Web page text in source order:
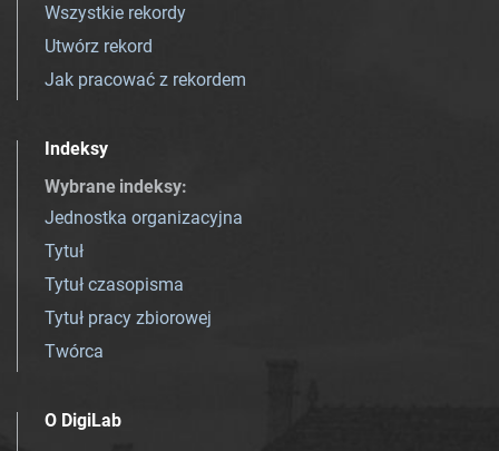
Wszystkie rekordy
Utwórz rekord
Jak pracować z rekordem
Indeksy
Wybrane indeksy:
Jednostka organizacyjna
Tytuł
Tytuł czasopisma
Tytuł pracy zbiorowej
Twórca
O DigiLab